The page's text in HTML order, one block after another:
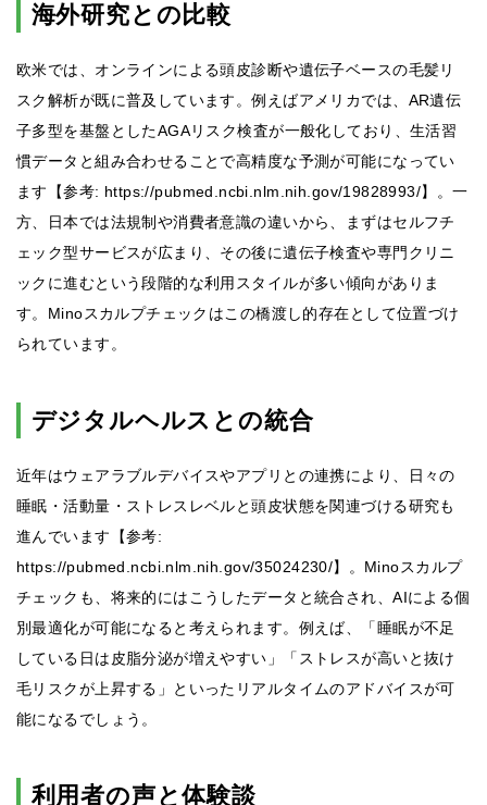
海外研究との比較
欧米では、オンラインによる頭皮診断や遺伝子ベースの毛髪リ
スク解析が既に普及しています。例えばアメリカでは、AR遺伝
子多型を基盤としたAGAリスク検査が一般化しており、生活習
慣データと組み合わせることで高精度な予測が可能になってい
ます【参考: https://pubmed.ncbi.nlm.nih.gov/19828993/】。一
方、日本では法規制や消費者意識の違いから、まずはセルフチ
ェック型サービスが広まり、その後に遺伝子検査や専門クリニ
ックに進むという段階的な利用スタイルが多い傾向がありま
す。Minoスカルプチェックはこの橋渡し的存在として位置づけ
られています。
デジタルヘルスとの統合
近年はウェアラブルデバイスやアプリとの連携により、日々の
睡眠・活動量・ストレスレベルと頭皮状態を関連づける研究も
進んでいます【参考:
https://pubmed.ncbi.nlm.nih.gov/35024230/】。Minoスカルプ
チェックも、将来的にはこうしたデータと統合され、AIによる個
別最適化が可能になると考えられます。例えば、「睡眠が不足
している日は皮脂分泌が増えやすい」「ストレスが高いと抜け
毛リスクが上昇する」といったリアルタイムのアドバイスが可
能になるでしょう。
利用者の声と体験談